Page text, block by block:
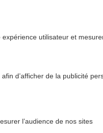
utilisateur et
d’afficher de la publicité
l’audience de nos sites